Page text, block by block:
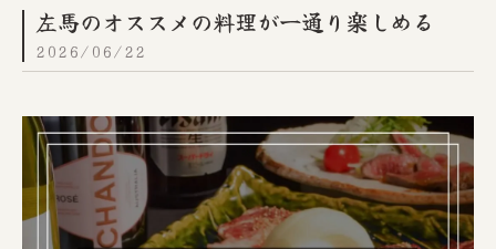
左馬のオススメの料理が一通り楽しめる
2026/06/22